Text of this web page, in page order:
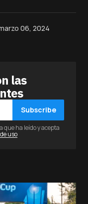
06, 2024
las
Subscribe
ha leído y acepta
uso